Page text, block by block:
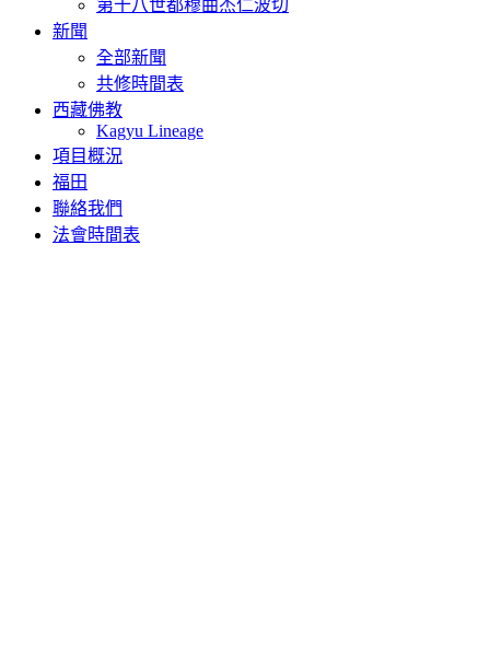
第十八世都穆曲杰仁波切
新聞
全部新聞
共修時間表
西藏佛教
Kagyu Lineage
項目概況
福田
聯絡我們
法會時間表